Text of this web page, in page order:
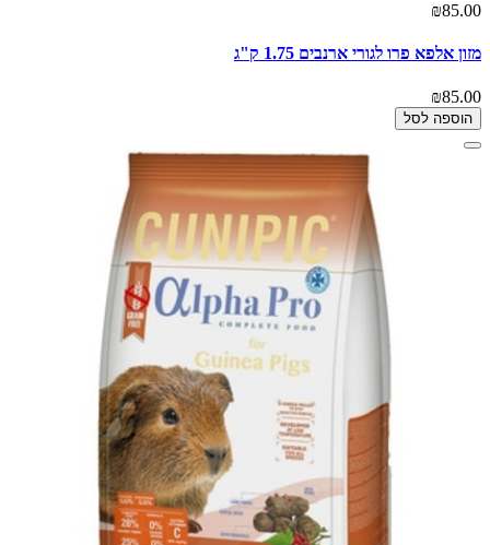
₪85.00
מזון אלפא פרו לגורי ארנבים 1.75 ק"ג
₪85.00
הוספה לסל